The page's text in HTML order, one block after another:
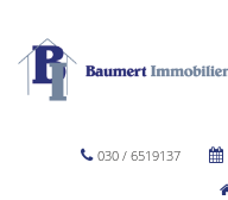
030 / 6519137